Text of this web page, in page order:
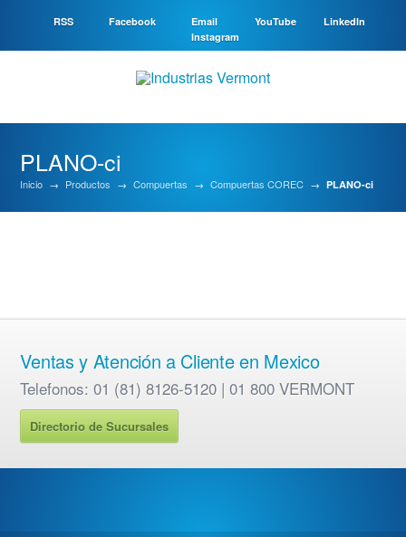
RSS Facebook Email YouTube
LinkedIn
Instagram
PLANO-ci
Inicio → Productos → Compuertas → Compuertas COREC → PLANO-ci
Ventas y Atención a Cliente en Mexico
Telefonos: 01 (81) 8126-5120 | 01 800 VERMONT
Directorio de Sucursales